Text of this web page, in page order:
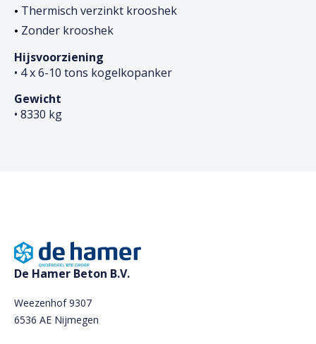
Thermisch verzinkt krooshek
Zonder krooshek
Hijsvoorziening
• 4 x 6-10 tons kogelkopanker
Gewicht
• 8330 kg
De Hamer Beton B.V.
Weezenhof 9307
6536 AE Nijmegen